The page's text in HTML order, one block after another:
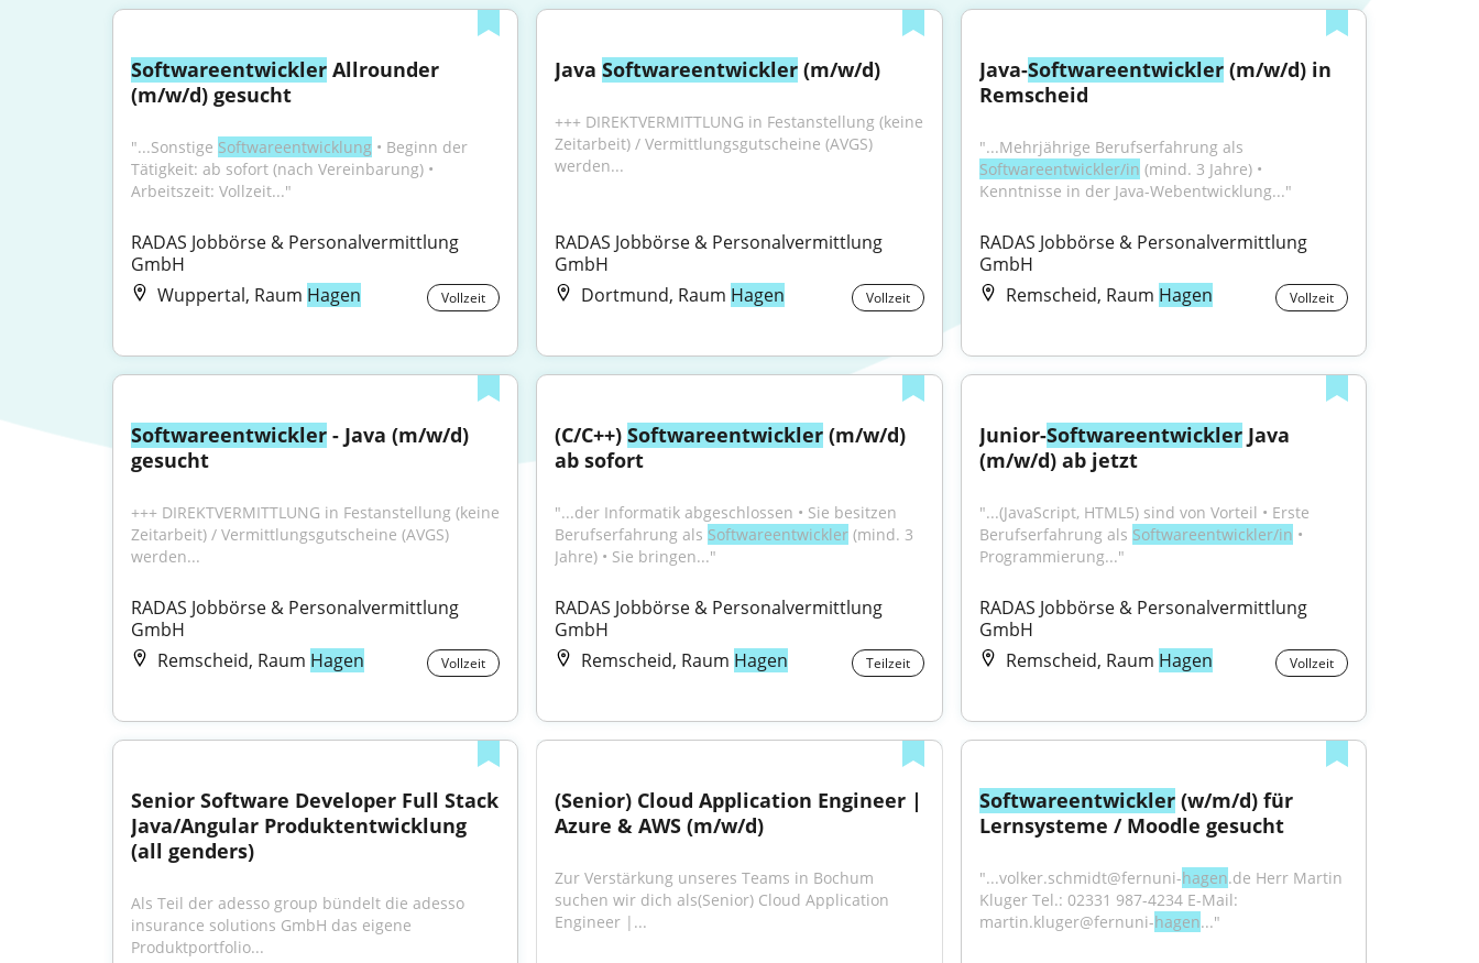
Softwareentwickler Allrounder
(m/w/d) gesucht
"...Sonstige Softwareentwicklung • Beginn der
Tätigkeit: ab sofort (nach Vereinbarung) •
Arbeitszeit: Vollzeit..."
RADAS Jobbörse & Personalvermittlung
GmbH
Wuppertal, Raum Hagen Vollzeit
Java Softwareentwickler (m/w/d)
+++ DIREKTVERMITTLUNG in Festanstellung (keine
Zeitarbeit) / Vermittlungsgutscheine (AVGS)
werden...
RADAS Jobbörse & Personalvermittlung
GmbH
Dortmund, Raum Hagen Vollzeit
Java-Softwareentwickler (m/w/d) in
Remscheid
Softwareentwickler/in (mind. 3 Jahre) •
Kenntnisse in der Java-Webentwicklung..."
RADAS Jobbörse & Personalvermittlung
GmbH
Remscheid, Raum Hagen Vollzeit
Softwareentwickler - Java (m/w/d)
gesucht
+++ DIREKTVERMITTLUNG in Festanstellung (keine
Zeitarbeit) / Vermittlungsgutscheine (AVGS)
werden...
RADAS Jobbörse & Personalvermittlung
GmbH
Remscheid, Raum Hagen Vollzeit
(C/C++) Softwareentwickler (m/w/d)
ab sofort
"...der Informatik abgeschlossen • Sie besitzen
Berufserfahrung als Softwareentwickler (mind. 3
Jahre) • Sie bringen..."
RADAS Jobbörse & Personalvermittlung
GmbH
Remscheid, Raum Hagen Teilzeit
Junior-Softwareentwickler Java
(m/w/d) ab jetzt
"...(JavaScript, HTML5) sind von Vorteil • Erste
Berufserfahrung als Softwareentwickler/in •
Programmierung..."
RADAS Jobbörse & Personalvermittlung
GmbH
Remscheid, Raum Hagen Vollzeit
Senior Software Developer Full Stack
Java/Angular Produktentwicklung
(all genders)
Als Teil der adesso group bündelt die adesso
insurance solutions GmbH das eigene
Produktportfolio...
(Senior) Cloud Application Engineer |
Azure & AWS (m/w/d)
Zur Verstärkung unseres Teams in Bochum
suchen wir dich als(Senior) Cloud Application
Engineer |...
Softwareentwickler (w/m/d) für
Lernsysteme / Moodle gesucht
"...volker.schmidt@fernuni-hagen.de Herr Martin
Kluger Tel.: 02331 987-4234 E-Mail:
martin.kluger@fernuni-hagen..."